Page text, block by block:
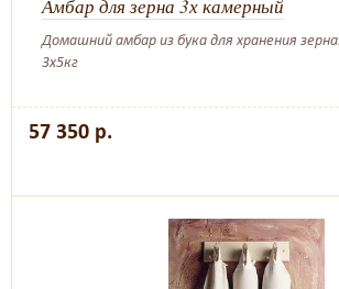
Амбар для зерна 3х камерный
Домашний амбар из бука для хранения
3х5кг
57 350 р.